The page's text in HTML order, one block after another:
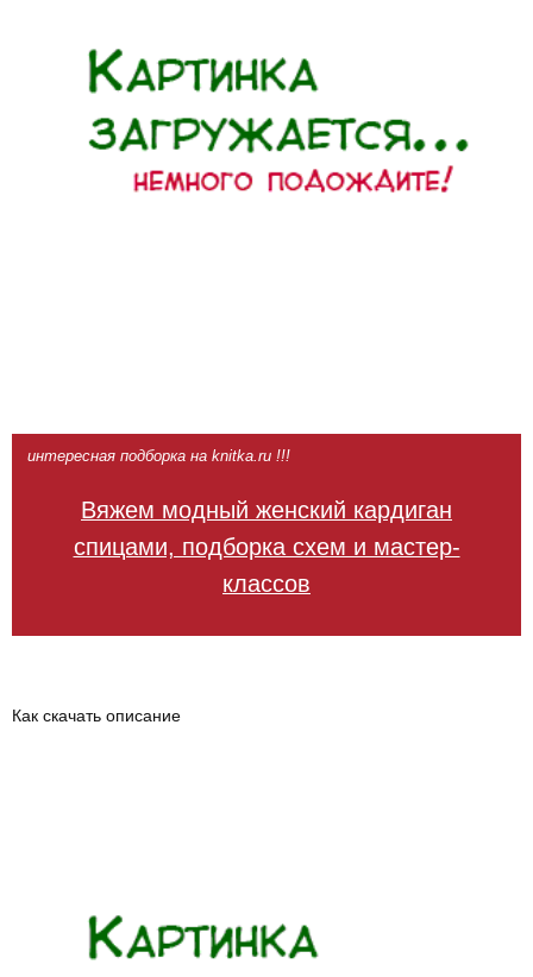
интересная подборка на knitka.ru !!!
Вяжем модный женский кардиган
спицами, подборка схем и мастер-
классов
Как скачать описание